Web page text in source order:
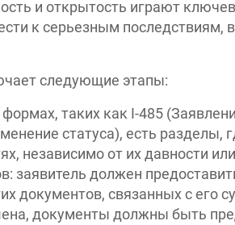
и открытость играют
к серьезным последствиям,
следующие этапы:
таких как I-485
статуса), есть разделы,
независимо от их давности
заявитель должен
документов, связанных с его
документы должны быть